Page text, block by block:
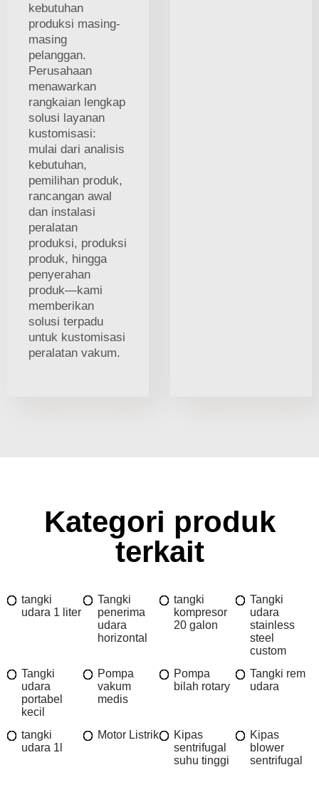
kebutuhan
produksi masing-
masing
pelanggan.
Perusahaan
menawarkan
rangkaian lengkap
solusi layanan
kustomisasi:
mulai dari analisis
kebutuhan,
pemilihan produk,
rancangan awal
dan instalasi
peralatan
produksi, produksi
produk, hingga
penyerahan
produk—kami
memberikan
solusi terpadu
untuk kustomisasi
peralatan vakum.
Kategori produk
terkait
tangki
udara 1 liter
Tangki
penerima
udara
horizontal
tangki
kompresor
20 galon
Tangki
udara
stainless
steel
custom
Tangki
udara
portabel
kecil
Pompa
vakum
medis
Pompa
bilah rotary
Tangki rem
udara
tangki
udara 1l
Motor Listrik
Kipas
sentrifugal
suhu tinggi
Kipas
blower
sentrifugal